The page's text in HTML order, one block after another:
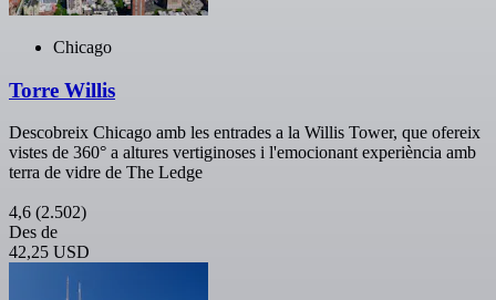
Chicago
Torre Willis
Descobreix Chicago amb les entrades a la Willis Tower, que ofereix
vistes de 360° a altures vertiginoses i l'emocionant experiència amb
terra de vidre de The Ledge
4,6 (2.502)
Des de
42,25 USD